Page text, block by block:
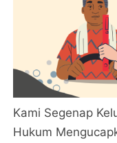
Kami Segenap
Hukum